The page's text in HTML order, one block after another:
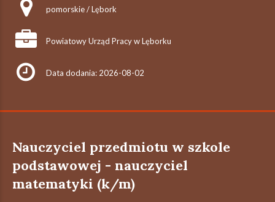
pomorskie / Lębork
Powiatowy Urząd Pracy w Lęborku
Data dodania: 2026-08-02
Nauczyciel przedmiotu w szkole
podstawowej - nauczyciel
matematyki (k/m)